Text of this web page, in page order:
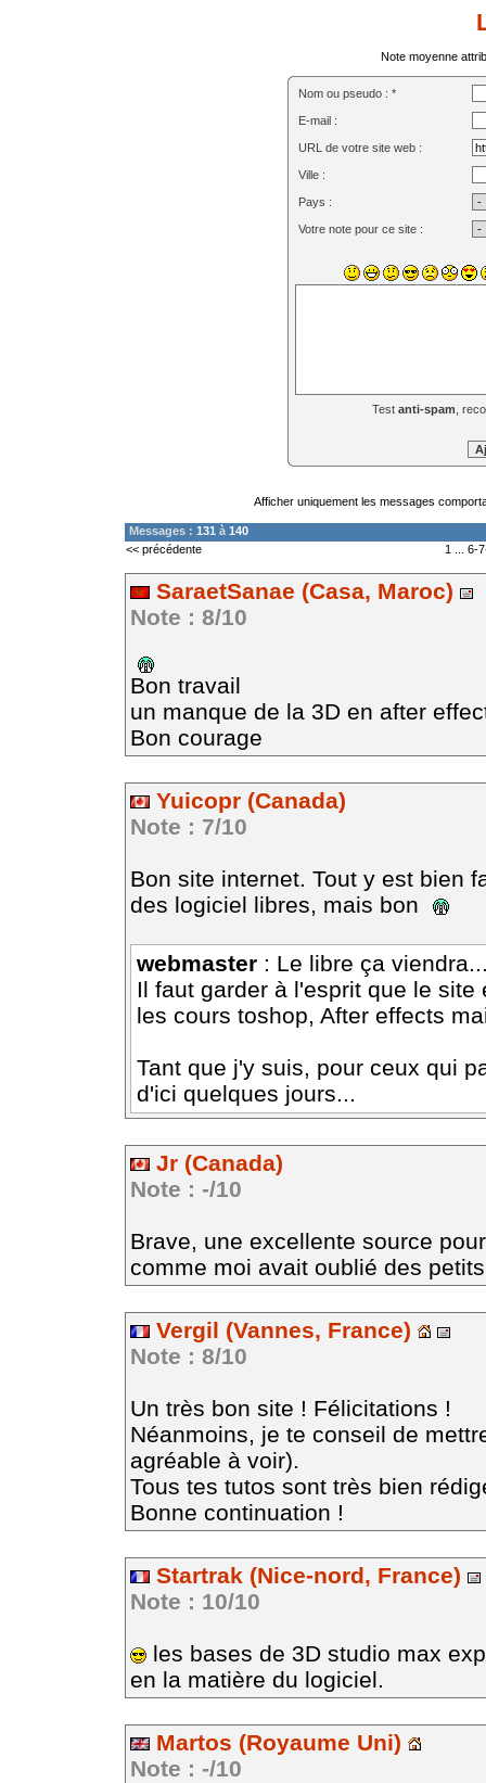
Note moyenne
Nom ou pseudo : *
E-mail :
URL de votre site web :
Ville :
Pays :
Votre note pour ce site :
Test anti-spam ,
Afficher uniquement les messages
Messages : 131 à 140
<< précédente
1 ...6-7
SaraetSanae (Casa, Maroc)
Note : 8/10
Bon travail
un manque de la 3D en after
Bon courage
Yuicopr (Canada)
Note : 7/10
Bon site internet. Tout y est bien
des logiciel libres, mais bon
webmaster : Le libre ça
Il faut garder à l'esprit que le
les cours toshop, After effects
Tant que j'y suis, pour ceux qui
d'ici quelques jours...
Jr (Canada)
Note : -/10
Brave, une excellente source
comme moi avait oublié des
Vergil (Vannes, France)
Note : 8/10
Un très bon site ! Félicitations !
Néanmoins, je te conseil de
agréable à voir).
Tous tes tutos sont très bien
Bonne continuation !
Startrak (Nice-nord, France)
Note : 10/10
les bases de 3D studio max
en la matière du logiciel.
Martos (Royaume Uni)
Note : -/10